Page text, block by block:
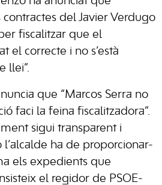
contractes del Javier Verdugo
fiscalitzar que el
el correcte i no s’està
llei”.
que “Marcos Serra no
faci la feina fiscalitzadora”.
sigui transparent i
ha de proporcionar-
els expedients que
insisteix el regidor de PSOE-